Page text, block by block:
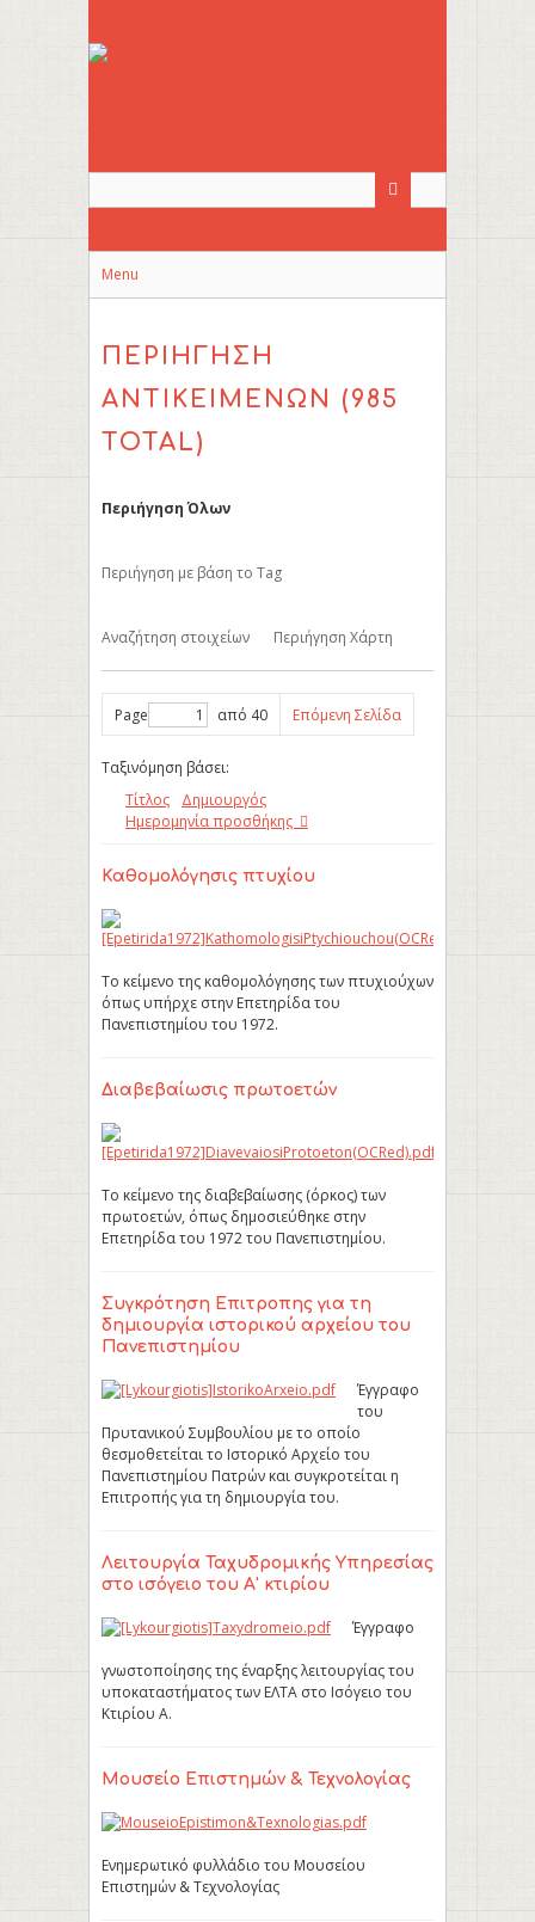
Menu
ΠΕΡΙΉΓΗΣΗ
ΑΝΤΙΚΕΊΜΕΝΩΝ (985
TOTAL)
Περιήγηση Όλων
Περιήγηση με βάση το Tag
Αναζήτηση στοιχείων Περιήγηση Χάρτη
Page από 40 Επόμενη Σελίδα
Ταξινόμηση βάσει:
Τίτλος
Δημιουργός
Ημερομηνία προσθήκης
Καθομολόγησις πτυχίου
Το κείμενο της καθομολόγησης των πτυχιούχων
όπως υπήρχε στην Επετηρίδα του
Πανεπιστημίου του 1972.
Διαβεβαίωσις πρωτοετών
Το κείμενο της διαβεβαίωσης (όρκος) των
πρωτοετών, όπως δημοσιεύθηκε στην
Επετηρίδα του 1972 του Πανεπιστημίου.
Συγκρότηση Επιτροπης για τη
δημιουργία ιστορικού αρχείου του
Πανεπιστημίου
Έγγραφο
του
Πρυτανικού Συμβουλίου με το οποίο
θεσμοθετείται το Ιστορικό Αρχείο του
Πανεπιστημίου Πατρών και συγκροτείται η
Επιτροπής για τη δημιουργία του.
Λειτουργία Ταχυδρομικής Υπηρεσίας
στο ισόγειο του Α' κτιρίου
Έγγραφο
γνωστοποίησης της έναρξης λειτουργίας του
υποκαταστήματος των ΕΛΤΑ στο Ισόγειο του
Κτιρίου Α.
Μουσείο Επιστημών & Τεχνολογίας
Ενημερωτικό φυλλάδιο του Μουσείου
Επιστημών & Τεχνολογίας